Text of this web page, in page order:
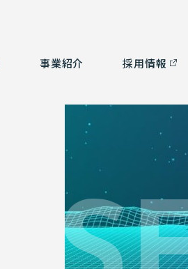
沿革
有資格者一覧
事業紹介
環境計画
採⽤情報
SDGsの取